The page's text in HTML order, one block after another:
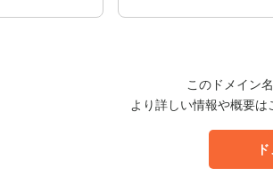
このドメイン
より詳しい情報や概要は